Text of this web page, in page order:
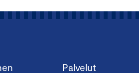
Palvelut